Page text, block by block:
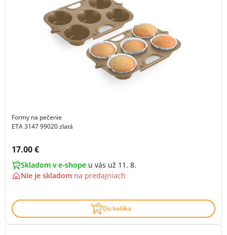
Formy na pečenie
ETA 3147 99020 zlatá
Cena s DPH:
17.00 €
Skladom v e-shope u vás už 11. 8.
Nie je skladom na predajniach
Do košíka